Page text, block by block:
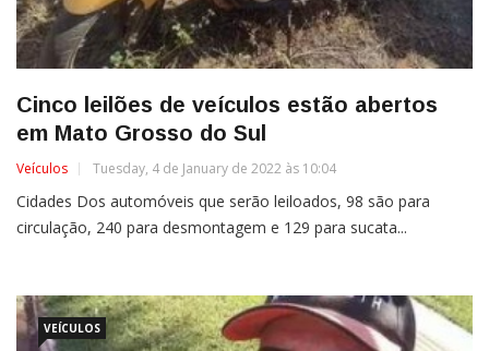
Cinco leilões de veículos estão abertos
em Mato Grosso do Sul
Veículos Tuesday, 4 de January de 2022 às 10:04
Cidades Dos automóveis que serão leiloados, 98 são para
circulação, 240 para desmontagem e 129 para sucata...
VEÍCULOS